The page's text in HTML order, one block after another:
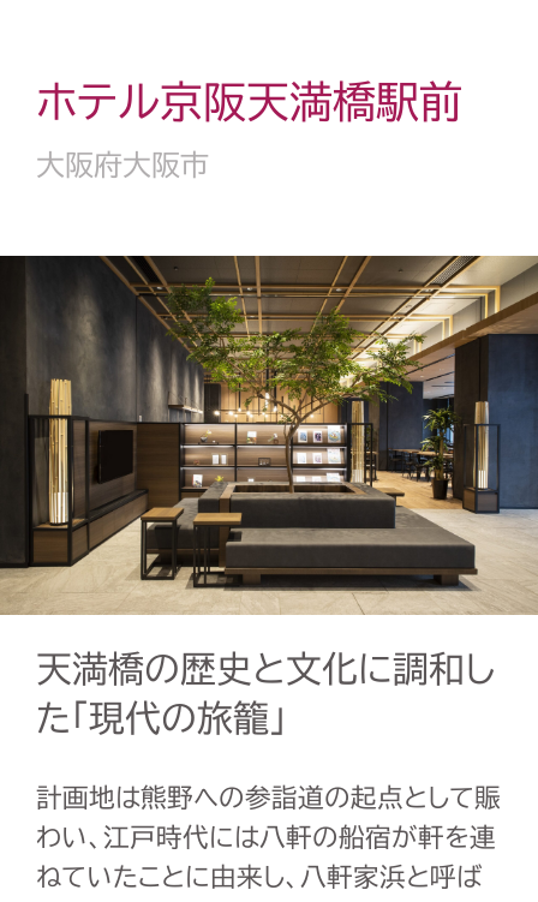
ホテル京阪天満橋駅前
大阪府大阪市
天満橋の歴史と文化に調和し
た「現代の旅籠」
計画地は熊野への参詣道の起点として賑
わい、江戸時代には八軒の船宿が軒を連
ねていたことに由来し、八軒家浜と呼ば